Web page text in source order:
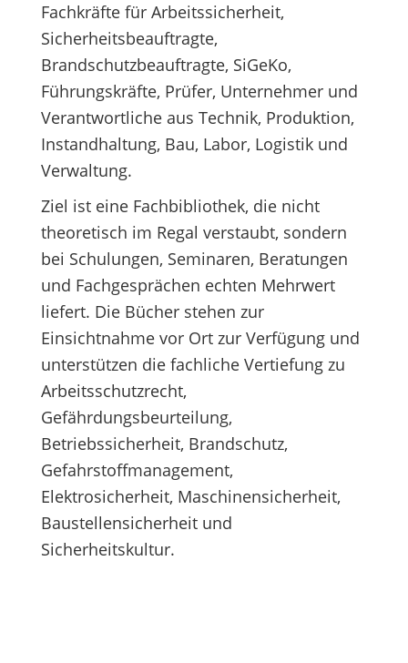
Fachkräfte für Arbeitssicherheit,
Sicherheitsbeauftragte,
Brandschutzbeauftragte, SiGeKo,
Führungskräfte, Prüfer, Unternehmer und
Verantwortliche aus Technik, Produktion,
Instandhaltung, Bau, Labor, Logistik und
Verwaltung.
Ziel ist eine Fachbibliothek, die nicht
theoretisch im Regal verstaubt, sondern
bei Schulungen, Seminaren, Beratungen
und Fachgesprächen echten Mehrwert
liefert. Die Bücher stehen zur
Einsichtnahme vor Ort zur Verfügung und
unterstützen die fachliche Vertiefung zu
Arbeitsschutzrecht,
Gefährdungsbeurteilung,
Betriebssicherheit, Brandschutz,
Gefahrstoffmanagement,
Elektrosicherheit, Maschinensicherheit,
Baustellensicherheit und
Sicherheitskultur.